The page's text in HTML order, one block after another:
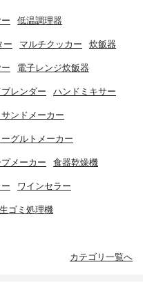
低温調理器
ー マルチクッカー 炊飯器
電子レンジ炊飯器
レンダー ハンドミキサー
ンドメーカー
ーグルトメーカー
プメーカー 食器乾燥機
ワインセラー
生ゴミ処理機
カテゴリ一覧へ